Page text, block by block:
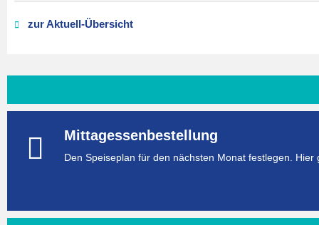
zur Aktuell-Übersicht
Mittagessenbestellung
Den Speiseplan für den nächsten Monat festlegen. Hier